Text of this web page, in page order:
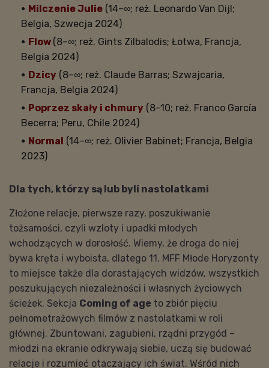
Milczenie Julie (14–∞; reż. Leonardo Van Dijl;
Belgia, Szwecja 2024)
Flow (8–∞; reż. Gints Zilbalodis; Łotwa, Francja,
Belgia 2024)
Dzicy (8–∞; reż. Claude Barras; Szwajcaria,
Francja, Belgia 2024)
Poprzez skały i chmury (8–10; reż. Franco García
Becerra; Peru, Chile 2024)
Normal (14–∞; reż. Olivier Babinet; Francja, Belgia
2023)
Dla tych, którzy są lub byli nastolatkami
Złożone relacje, pierwsze razy, poszukiwanie
tożsamości, czyli wzloty i upadki młodych
wchodzących w dorosłość. Wiemy, że droga do niej
bywa kręta i wyboista, dlatego 11. MFF Młode Horyzonty
to miejsce także dla dorastających widzów, wszystkich
poszukujących niezależności i własnych życiowych
ścieżek. Sekcja Coming of age to zbiór pięciu
pełnometrażowych filmów z nastolatkami w roli
głównej. Zbuntowani, zagubieni, rządni przygód –
młodzi na ekranie odkrywają siebie, uczą się budować
relacje i rozumieć otaczający ich świat. Wśród nich